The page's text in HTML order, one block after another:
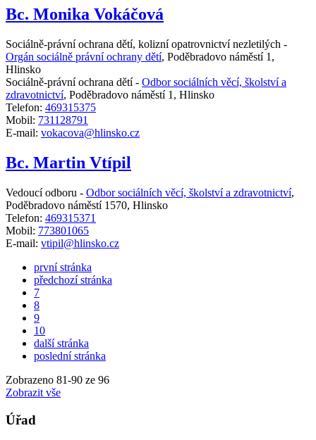
Bc. Monika Vokáčová
Sociálně-právní ochrana dětí, kolizní opatrovnictví nezletilých -
Orgán sociálně právní ochrany dětí, Poděbradovo náměstí 1,
Hlinsko
Sociálně-právní ochrana dětí - Odbor sociálních věcí, školství a
zdravotnictví, Poděbradovo náměstí 1, Hlinsko
Telefon: 469315375
Mobil: 731128791
E-mail: vokacova@hlinsko.cz
Bc. Martin Vtípil
Vedoucí odboru - Odbor sociálních věcí, školství a zdravotnictví,
Poděbradovo náměstí 1570, Hlinsko
Telefon: 469315371
Mobil: 773801065
E-mail: vtipil@hlinsko.cz
první stránka
předchozí stránka
7
8
9
10
další stránka
poslední stránka
Zobrazeno 81-90 ze 96
Zobrazit vše
Úřad